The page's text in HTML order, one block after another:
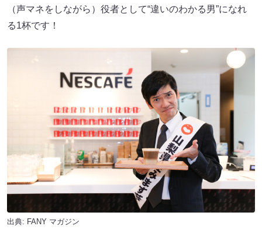
（声マネをしながら）役者として“違いのわかる男”になれ
る1杯です！
出典: FANY マガジン